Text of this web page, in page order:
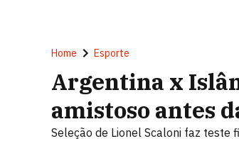
Home Esporte
Argentina x
amistoso antes
Seleção de Lionel Scaloni faz teste